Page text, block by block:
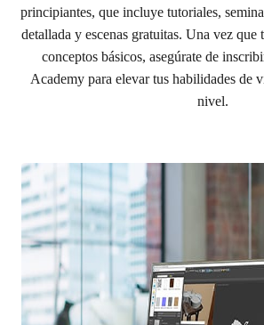
principiantes, que incluye tutoriales,
detallada y escenas gratuitas. Una vez que
conceptos básicos, asegúrate de
Academy para elevar tus habilidades de
nivel.